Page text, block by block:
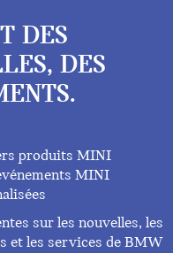
DES
DES
produits MINI
MINI
sur les nouvelles, les
et les services de BMW